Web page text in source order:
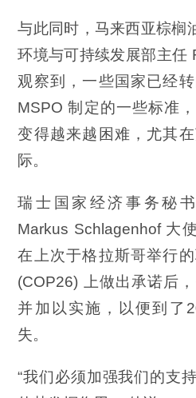
与此同时，马来西亚棕榈
环境与可持续发展部主任
观察到，一些国家已经
MSPO 制定的一些标准
变得越来越困难，尤其
际。
瑞士国家经济事务秘
Markus Schlagenhof 大
在上次于格拉斯哥举行
(COP26) 上做出承诺后
并加以实施，以便到了
失。
“我们必须加强我们的支